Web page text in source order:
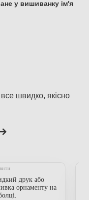
у вишиванку ім'я
швидко, якісно
друк або
орнаменту на